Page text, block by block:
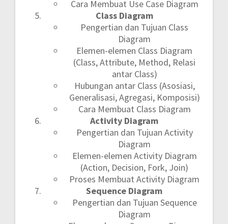
Cara Membuat Use Case Diagram
Class Diagram
Pengertian dan Tujuan Class
Diagram
Elemen-elemen Class Diagram
(Class, Attribute, Method, Relasi
antar Class)
Hubungan antar Class (Asosiasi,
Generalisasi, Agregasi, Komposisi)
Cara Membuat Class Diagram
Activity Diagram
Pengertian dan Tujuan Activity
Diagram
Elemen-elemen Activity Diagram
(Action, Decision, Fork, Join)
Proses Membuat Activity Diagram
Sequence Diagram
Pengertian dan Tujuan Sequence
Diagram